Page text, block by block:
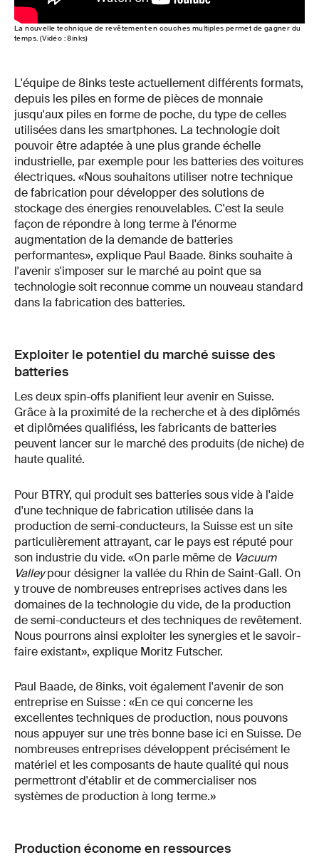
La nouvelle technique de revêtement en couches multiples permet de gagner du
temps. (Vidéo : 8inks)
L'équipe de 8inks teste actuellement différents formats,
depuis les piles en forme de pièces de monnaie
jusqu'aux piles en forme de poche, du type de celles
utilisées dans les smartphones. La technologie doit
pouvoir être adaptée à une plus grande échelle
industrielle, par exemple pour les batteries des voitures
électriques. «Nous souhaitons utiliser notre technique
de fabrication pour développer des solutions de
stockage des énergies renouvelables. C'est la seule
façon de répondre à long terme à l'énorme
augmentation de la demande de batteries
performantes», explique Paul Baade. 8inks souhaite à
l'avenir s'imposer sur le marché au point que sa
technologie soit reconnue comme un nouveau standard
dans la fabrication des batteries.
Exploiter le potentiel du marché suisse des
batteries
Les deux spin-offs planifient leur avenir en Suisse.
Grâce à la proximité de la recherche et à des diplômés
et diplômées qualifiéss, les fabricants de batteries
peuvent lancer sur le marché des produits (de niche) de
haute qualité.
Pour BTRY, qui produit ses batteries sous vide à l'aide
d'une technique de fabrication utilisée dans la
production de semi-conducteurs, la Suisse est un site
particulièrement attrayant, car le pays est réputé pour
son industrie du vide. «On parle même de Vacuum
Valleypour désigner la vallée du Rhin de Saint-Gall. On
y trouve de nombreuses entreprises actives dans les
domaines de la technologie du vide, de la production
de semi-conducteurs et des techniques de revêtement.
Nous pourrons ainsi exploiter les synergies et le savoir-
faire existant», explique Moritz Futscher.
Paul Baade, de 8inks, voit également l'avenir de son
entreprise en Suisse : «En ce qui concerne les
excellentes techniques de production, nous pouvons
nous appuyer sur une très bonne base ici en Suisse. De
nombreuses entreprises développent précisément le
matériel et les composants de haute qualité qui nous
permettront d'établir et de commercialiser nos
systèmes de production à long terme.»
Production économe en ressources